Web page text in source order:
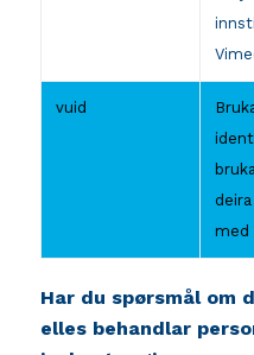
vuid
med
Har du spørsmål om
elles behandlar